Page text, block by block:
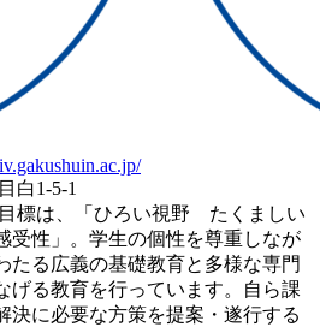
白1-5-1
標は、「ひろい視野 たくましい
性」。学生の個性を尊重しなが
たる広義の基礎教育と多様な専門
げる教育を行っています。自ら課
決に必要な方策を提案・遂行する